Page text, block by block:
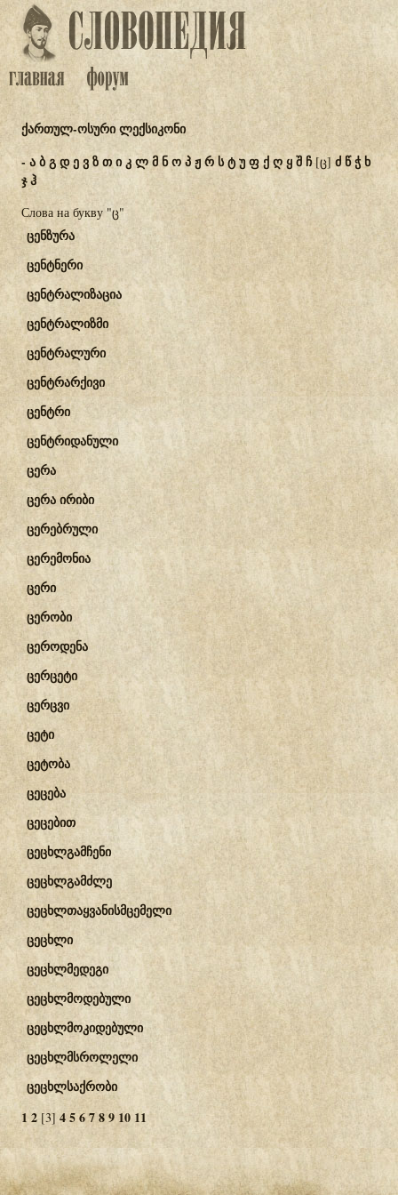
ქართულ-ოსური ლექსიკონი
-აბგდევზთიკლმნოპჟრ სტუფქღყშჩ [ც] ძწჭხ
ჯჰ
Слова на букву "ც"
ცენზურა
ცენტნერი
ცენტრალიზაცია
ცენტრალიზმი
ცენტრალური
ცენტრარქივი
ცენტრი
ცენტრიდანული
ცერა
ცერა ირიბი
ცერებრული
ცერემონია
ცერი
ცერობი
ცეროდენა
ცერცეტი
ცერცვი
ცეტი
ცეტობა
ცეცება
ცეცებით
ცეცხლგამჩენი
ცეცხლგამძლე
ცეცხლთაყვანისმცემელი
ცეცხლი
ცეცხლმედეგი
ცეცხლმოდებული
ცეცხლმოკიდებული
ცეცხლმსროლელი
ცეცხლსაქრობი
12 [3] 456789 10 11